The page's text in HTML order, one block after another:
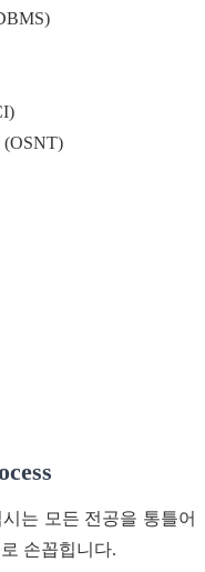
(OSNT)
시는 모든 전공을 통틀어
손꼽힙니다.